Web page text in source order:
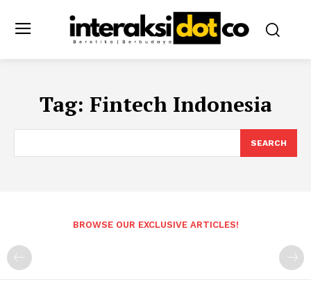
Tag: Fintech Indonesia
SEARCH
BROWSE OUR EXCLUSIVE ARTICLES!